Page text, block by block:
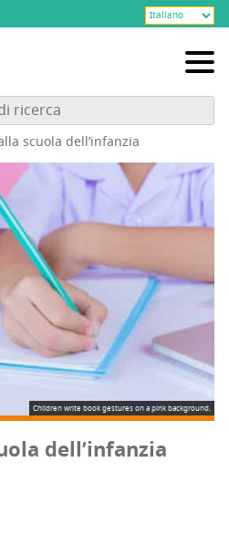
scuo­la dell’infanzia
Children write book gestures on a pink background.
dell’infanzia